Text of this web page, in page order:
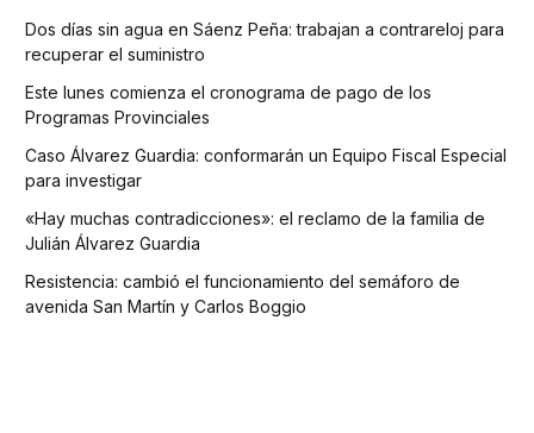
Dos días sin agua en Sáenz Peña: trabajan a contrareloj para
recuperar el suministro
Este lunes comienza el cronograma de pago de los
Programas Provinciales
Caso Álvarez Guardia: conformarán un Equipo Fiscal Especial
para investigar
«Hay muchas contradicciones»: el reclamo de la familia de
Julián Álvarez Guardia
Resistencia: cambió el funcionamiento del semáforo de
avenida San Martín y Carlos Boggio